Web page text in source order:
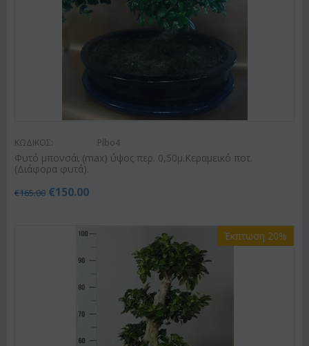
ΚΩΔΙΚΟΣ: Plbo4
Φυτό μπονσάι (max) ύψος περ. 0,50μ.Κεραμεικό ποτ.
(Διάφορα φυτά).
€165.00 €150.00
Έκπτωση 20%